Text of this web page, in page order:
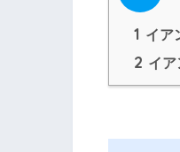
1 イア
2 イ